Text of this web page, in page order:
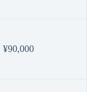
¥90,000